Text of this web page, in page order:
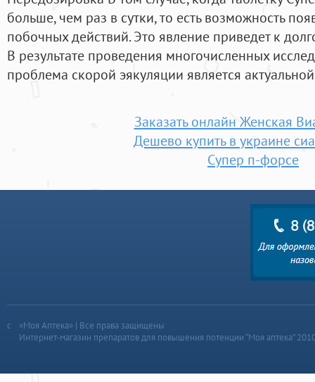
больше, чем раз в сутки, то есть возможность
побочных действий. Это явление приведет к
В результате проведения многочисленных
проблема скорой эякуляции является
Заказать онлайн Женская
Дешево купить в украине
Супер п-форсе
«Моя Аптека» | Все права защищены
Интернет-магазин препаратов для повышения потенции “Моя аптека”